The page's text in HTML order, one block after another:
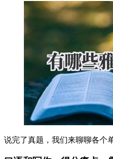
说完了真题，我们来聊聊各个